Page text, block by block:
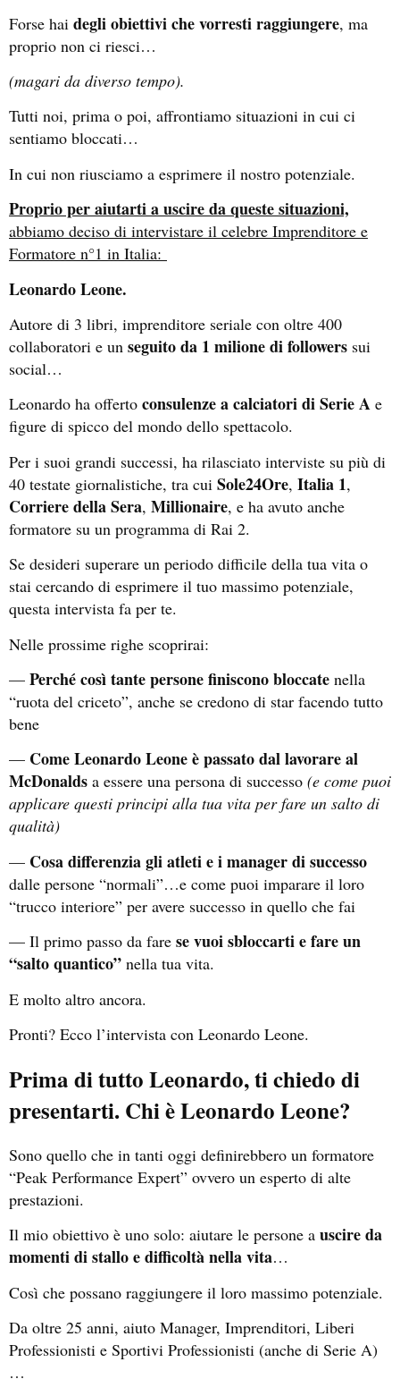
Forse hai degli obiettivi che vorresti raggiungere, ma
proprio non ci riesci…
(magari da diverso tempo).
Tutti noi, prima o poi, affrontiamo situazioni in cui ci
sentiamo bloccati…
In cui non riusciamo a esprimere il nostro potenziale.
Proprio per aiutarti a uscire da queste situazioni,
abbiamo deciso di intervistare il celebre Imprenditore e
Formatore n°1 in Italia:
Leonardo Leone.
Autore di 3 libri, imprenditore seriale con oltre 400
collaboratori e un seguito da 1 milione di followers sui
social…
Leonardo ha offerto consulenze a calciatori di Serie A e
figure di spicco del mondo dello spettacolo.
Per i suoi grandi successi, ha rilasciato interviste su più di
40 testate giornalistiche, tra cui Sole24Ore, Italia 1,
Corriere della Sera, Millionaire, e ha avuto anche
formatore su un programma di Rai 2.
Se desideri superare un periodo difficile della tua vita o
stai cercando di esprimere il tuo massimo potenziale,
questa intervista fa per te.
Nelle prossime righe scoprirai:
— Perché così tante persone finiscono bloccate nella
“ruota del criceto”, anche se credono di star facendo tutto
bene
— Come Leonardo Leone è passato dal lavorare al
McDonalds a essere una persona di successo (e come puoi
applicare questi principi alla tua vita per fare un salto di
qualità)
— Cosa differenzia gli atleti e i manager di successo
dalle persone “normali”…e come puoi imparare il loro
“trucco interiore” per avere successo in quello che fai
— Il primo passo da fare se vuoi sbloccarti e fare un
“salto quantico” nella tua vita.
E molto altro ancora.
Pronti? Ecco l’intervista con Leonardo Leone.
Prima di tutto Leonardo, ti chiedo di
presentarti. Chi è Leonardo Leone?
Sono quello che in tanti oggi definirebbero un formatore
“Peak Performance Expert” ovvero un esperto di alte
prestazioni.
Il mio obiettivo è uno solo: aiutare le persone a uscire da
momenti di stallo e difficoltà nella vita…
Così che possano raggiungere il loro massimo potenziale.
Da oltre 25 anni, aiuto Manager, Imprenditori, Liberi
Professionisti e Sportivi Professionisti (anche di Serie A)
…